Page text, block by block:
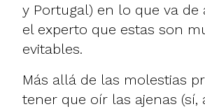
y Portugal) en lo que va de
el experto que estas son
evitables.
Más allá de las molestias
tener que oír las ajenas (sí,